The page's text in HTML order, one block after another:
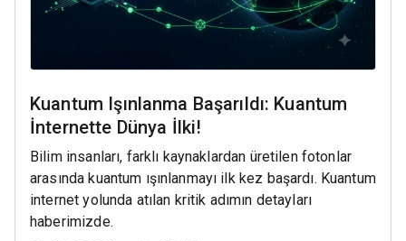
Kuantum Işınlanma Başarıldı: Kuantum
İnternette Dünya İlki!
Bilim insanları, farklı kaynaklardan üretilen fotonlar
arasında kuantum ışınlanmayı ilk kez başardı. Kuantum
internet yolunda atılan kritik adımın detayları
haberimizde.